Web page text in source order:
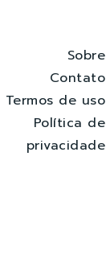
Sobre
Contato
Termos de uso
Política de
privacidade